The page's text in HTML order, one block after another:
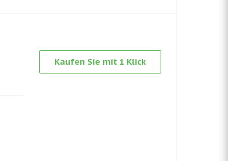
Kaufen Sie mit 1 Klick